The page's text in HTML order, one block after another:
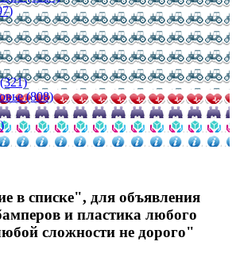
(808)
в списке", для объявления
и пластика любого
сложности не дорого"